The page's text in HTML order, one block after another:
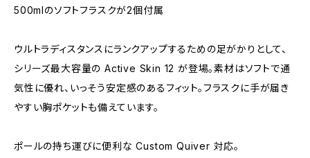
500mlのソフトフラスクが2個付属
ウルトラディスタンスにランクアップするための足がかりとして、
シリーズ最大容量の Active Skin 12 が登場。素材はソフトで通
気性に優れ、いっそう安定感のあるフィット。フラスクに手が届き
やすい胸ポケットも備えています。
ポールの持ち運びに便利な Custom Quiver 対応。